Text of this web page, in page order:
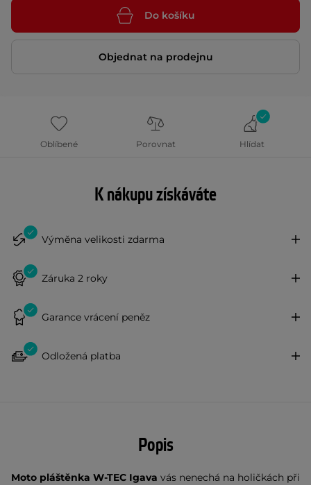
Do košíku
Objednat na prodejnu
Oblíbené Porovnat Hlídat
K nákupu získáváte
Výměna velikosti zdarma
Záruka 2 roky
Garance vrácení peněz
Odložená platba
Popis
Moto pláštěnka W-TEC Igava vás nenechá na holičkách při